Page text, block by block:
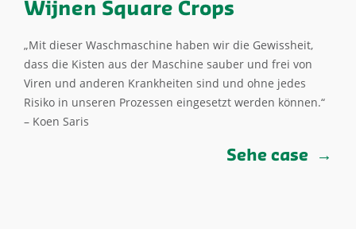
Wijnen Square Crops
„Mit dieser Waschmaschine haben wir die Gewissheit,
dass die Kisten aus der Maschine sauber und frei von
Viren und anderen Krankheiten sind und ohne jedes
Risiko in unseren Prozessen eingesetzt werden können.“
– Koen Saris
Sehe case